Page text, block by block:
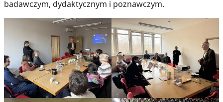
badawczym, dydaktycznym i poznawczym.